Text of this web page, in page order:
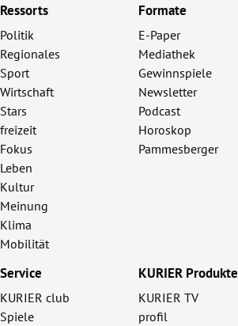
Ressorts
Politik
Regionales
Sport
Wirtschaft
Stars
freizeit
Fokus
Leben
Kultur
Meinung
Klima
Mobilität
Formate
E-Paper
Mediathek
Gewinnspiele
Newsletter
Podcast
Horoskop
Pammesberger
Service
KURIER club
Spiele
KURIER Produkte
KURIER TV
profil